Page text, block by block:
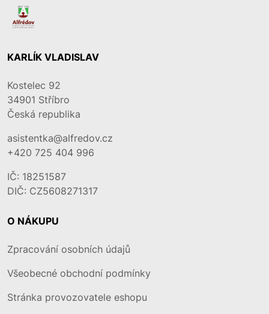
KARLÍK VLADISLAV
Kostelec 92
34901 Stříbro
Česká republika
asistentka@alfredov.cz
+420 725 404 996
IČ: 18251587
DIČ: CZ5608271317
O NÁKUPU
Zpracování osobních údajů
Všeobecné obchodní podmínky
Stránka provozovatele eshopu